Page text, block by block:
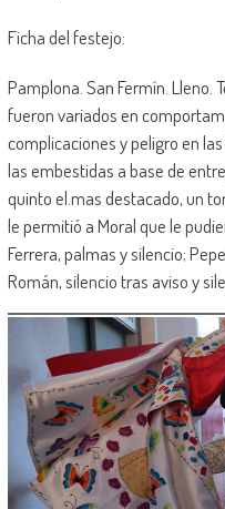
Ficha del festejo:
Pamplona. San Fermín. Lleno.
fueron variados en
complicaciones y peligro en
las embestidas a base de
quinto el.mas destacado, un
le permitió a Moral que le
Ferrera, palmas y silencio;
Román, silencio tras aviso y